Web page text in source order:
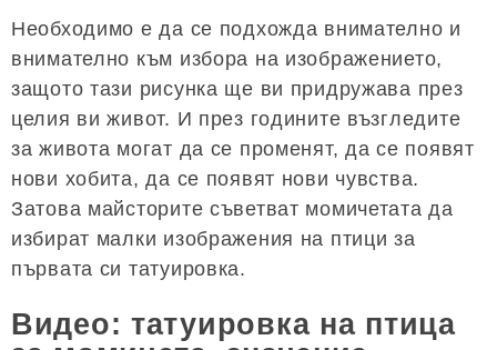
Необходимо е да се подхожда внимателно и
внимателно към избора на изображението,
защото тази рисунка ще ви придружава през
целия ви живот. И през годините възгледите
за живота могат да се променят, да се появят
нови хобита, да се появят нови чувства.
Затова майсторите съветват момичетата да
избират малки изображения на птици за
първата си татуировка.
Видео: татуировка на птица